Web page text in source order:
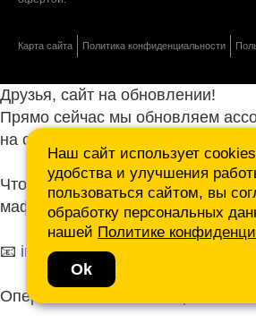
Карта сайта Политика конфиденциальности
Наш сайт использует
удобства и улучшения
пользоваться сайтом, вы
обработку персональных
нашей Политике
Ok
Друзья, сайт на обновлении!
Прямо сейчас мы обновляем
на сайте.
Чтобы не ждать, присылайте
маф нам на почту.
📧 info@mafmasterfibre.ru
Оперативно ответим и